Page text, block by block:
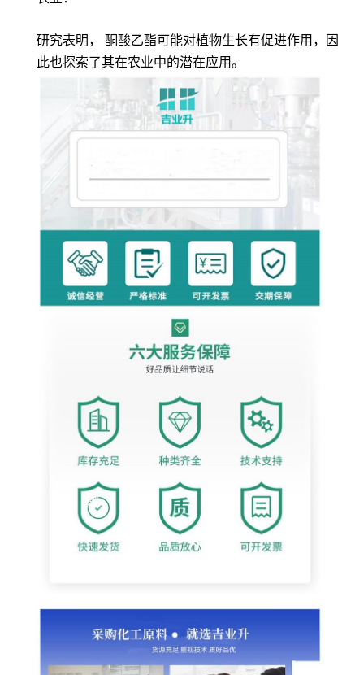
研究表明， 酮酸乙酯可能对植物生长有促进作用，因
此也探索了其在农业中的潜在应用。